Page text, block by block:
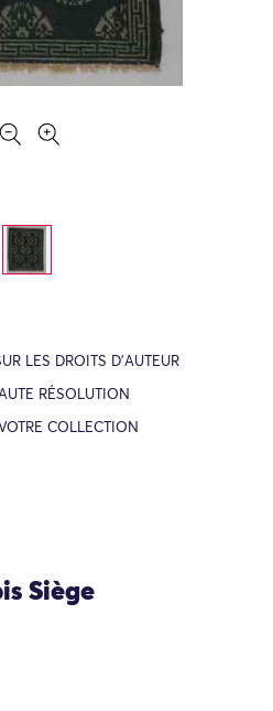
LES DROITS D’AUTEUR
RÉSOLUTION
COLLECTION
Siège